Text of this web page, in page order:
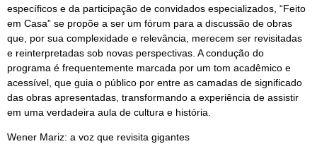
específicos e da participação de convidados especializados, “Feito
em Casa” se propõe a ser um fórum para a discussão de obras
que, por sua complexidade e relevância, merecem ser revisitadas
e reinterpretadas sob novas perspectivas. A condução do
programa é frequentemente marcada por um tom acadêmico e
acessível, que guia o público por entre as camadas de significado
das obras apresentadas, transformando a experiência de assistir
em uma verdadeira aula de cultura e história.
Wener Mariz: a voz que revisita gigantes